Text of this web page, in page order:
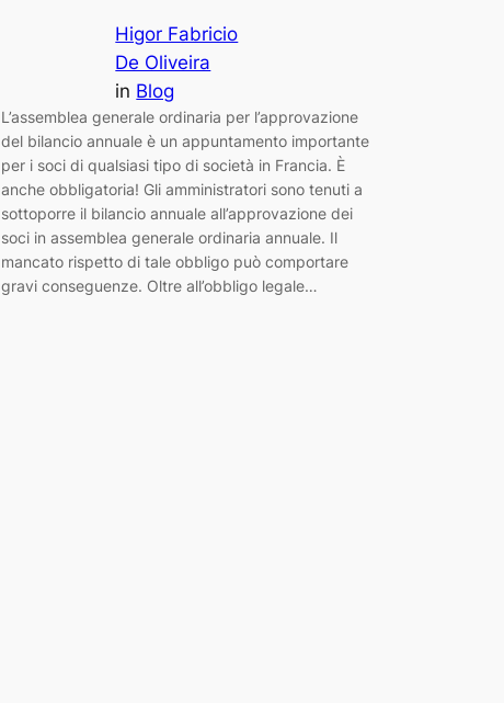
Higor Fabricio
De Oliveira
in Blog
L’assemblea generale ordinaria per l’approvazione
del bilancio annuale è un appuntamento importante
per i soci di qualsiasi tipo di società in Francia. È
anche obbligatoria! Gli amministratori sono tenuti a
sottoporre il bilancio annuale all’approvazione dei
soci in assemblea generale ordinaria annuale. Il
mancato rispetto di tale obbligo può comportare
gravi conseguenze. Oltre all’obbligo legale…